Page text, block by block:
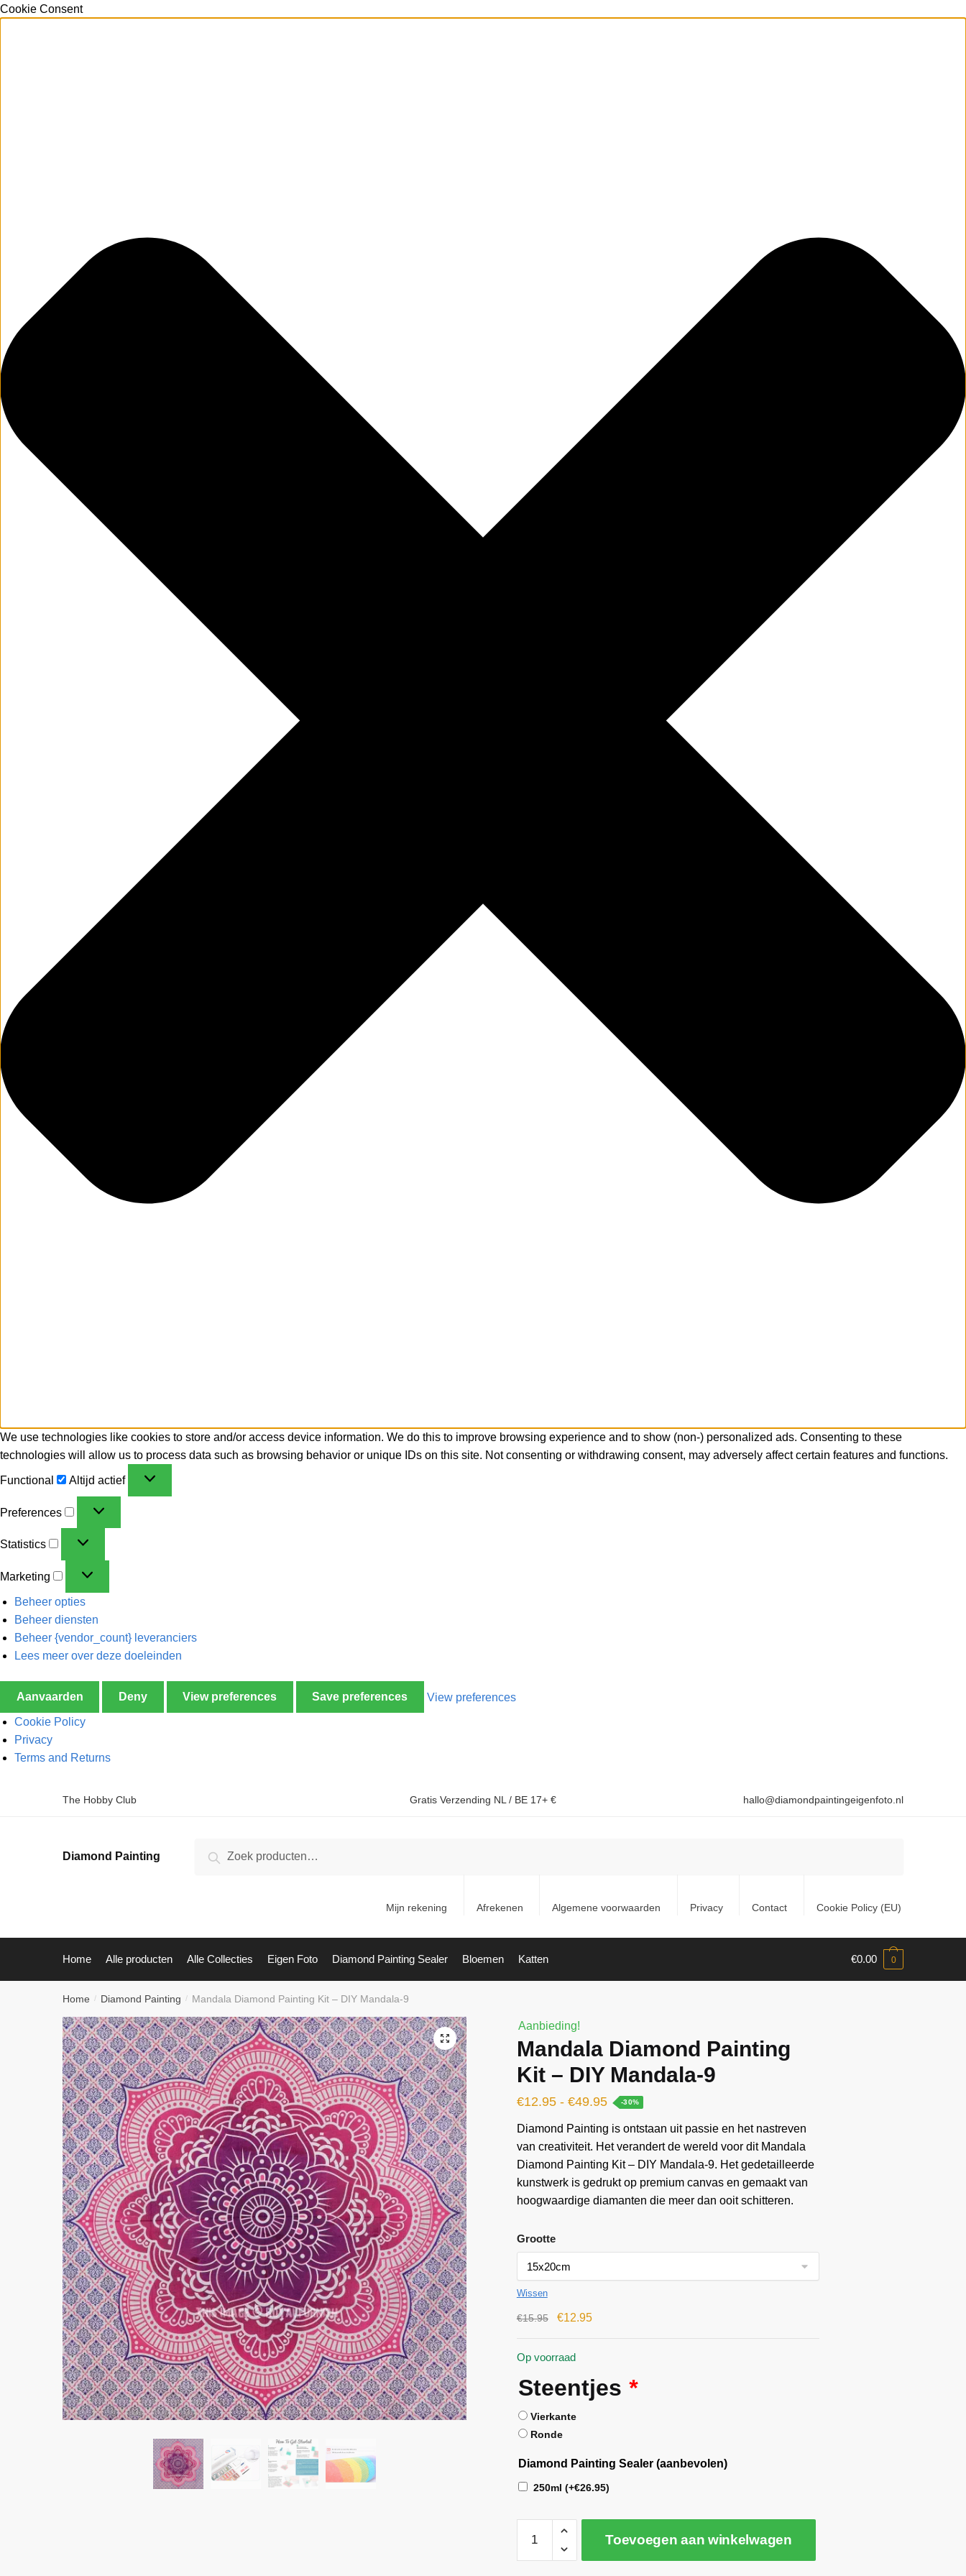
Cookie Consent
We use technologies like cookies to store and/or access device information. We do this to improve browsing experience and to show (non-) personalized ads. Consenting to these
technologies will allow us to process data such as browsing behavior or unique IDs on this site. Not consenting or withdrawing consent, may adversely affect certain features and functions.
Functional Altijd actief
Preferences
Statistics
Marketing
Beheer opties
Beheer diensten
Beheer {vendor_count} leveranciers
Lees meer over deze doeleinden
Aanvaarden Deny View preferences Save preferences View preferences
Cookie Policy
Privacy
Terms and Returns
The Hobby Club Gratis Verzending NL / BE 17+ € hallo@diamondpaintingeigenfoto.nl
Diamond Painting Zoeken
Mijn rekening Afrekenen Algemene voorwaarden Privacy Contact Cookie Policy (EU)
Home Alle producten Alle Collecties Eigen Foto Diamond Painting Sealer Bloemen Katten €0.00 0
Home / Diamond Painting / Mandala Diamond Painting Kit – DIY Mandala-9
🔍
Aanbieding!
Mandala Diamond Painting
Kit – DIY Mandala-9
€12.95 - €49.95 -30%
Diamond Painting is ontstaan ​​uit passie en het nastreven
van creativiteit. Het verandert de wereld voor dit Mandala
Diamond Painting Kit – DIY Mandala-9. Het gedetailleerde
kunstwerk is gedrukt op premium canvas en gemaakt van
hoogwaardige diamanten die meer dan ooit schitteren.
Grootte
Wissen
€15.95 €12.95
Op voorraad
Steentjes *
Vierkante
Ronde
Diamond Painting Sealer (aanbevolen)
250ml (+€26.95)
Toevoegen aan winkelwagen